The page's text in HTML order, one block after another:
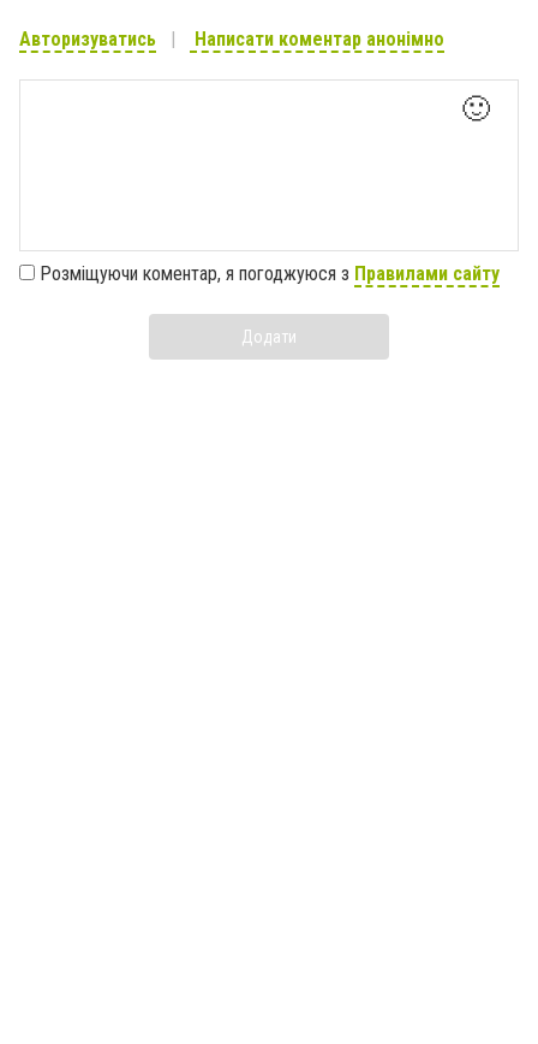
Авторизуватись Написати коментар анонімно
🙂
Розміщуючи коментар, я погоджуюся з Правилами сайту
Додати